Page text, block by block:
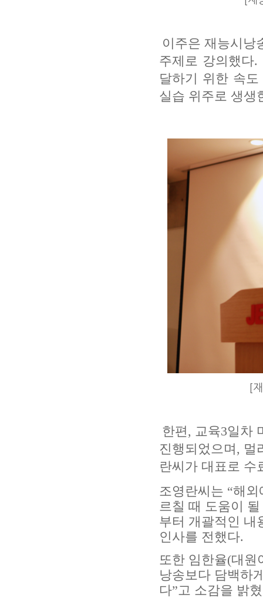
이주은 재능시
주제로 강의했다.
달하기 위한 속
실습 위주로 생생
[
한편, 교육3일차
진행되었으며 , 멀
란씨가 대표로 수
조영란씨는 “해외
르칠 때 도움이
부터 개괄적인 내
인사를 전했다.
또한 임한율(대원
낭송보다 담백하
다”고 소감을 밝